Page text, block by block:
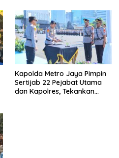
Kapolda Metro Jaya Pimpin
Sertijab 22 Pejabat Utama
dan Kapolres, Tekankan